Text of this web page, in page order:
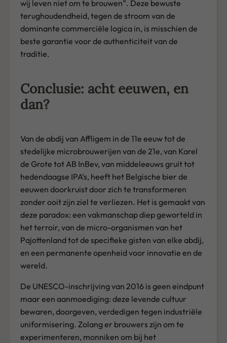
wij leven niet om te brouwen”. Deze bewuste
terughoudendheid, tegen de stroom van de
dominante commerciële logica in, is misschien de
beste garantie voor de authenticiteit van de
traditie.
Conclusie: acht eeuwen, en
dan?
Van de abdij van Affligem in de 11e eeuw tot de
stedelijke microbrouwerijen van de 21e, van Karel
de Grote tot AB InBev, van middeleeuws gruit tot
hedendaagse IPA’s, heeft het Belgische bier de
eeuwen doorkruist door zich te transformeren
zonder ooit zijn ziel te verliezen. Het is gemaakt van
deze paradox: een vakmanschap diep geworteld in
het terroir, van de micro-organismen van het
Pajottenland tot de specifieke gisten van elke abdij,
en een permanente openheid voor innovatie en de
wereld.
De UNESCO-inschrijving van 2016 is geen eindpunt
maar een aanmoediging: deze levende cultuur
bewaren, doorgeven, verdedigen tegen industriële
uniformisering. Zolang er brouwers zijn om te
experimenteren, monniken om bij het